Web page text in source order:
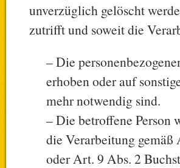
unverzüglich gelöscht
zutrifft und soweit die
– Die
erhoben oder auf
mehr notwendig sind.
– Die betroffene
die Verarbeitung
oder Art. 9 Abs. 2